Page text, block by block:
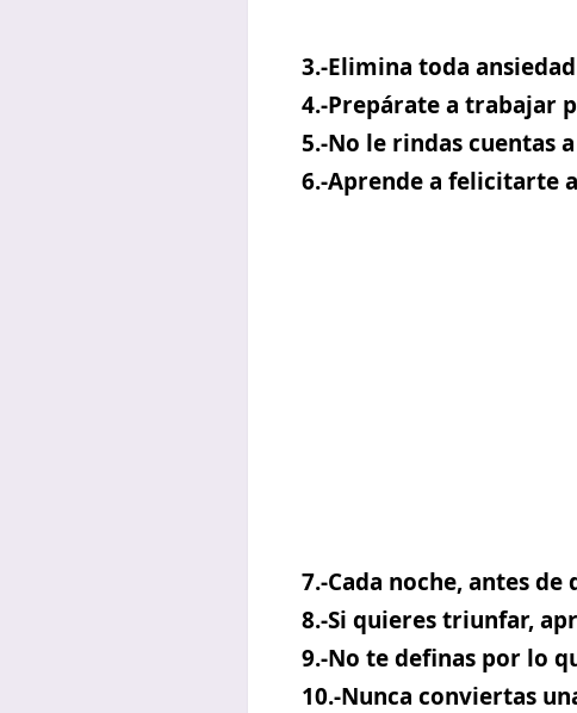
3.-Elimina toda
4.-Prepárate a trabajar
5.-No le rindas cuentas
6.-Aprende a felicitarte
7.-Cada noche, antes
8.-Si quieres triunfar,
9.-No te definas por lo
10.-Nunca conviertas